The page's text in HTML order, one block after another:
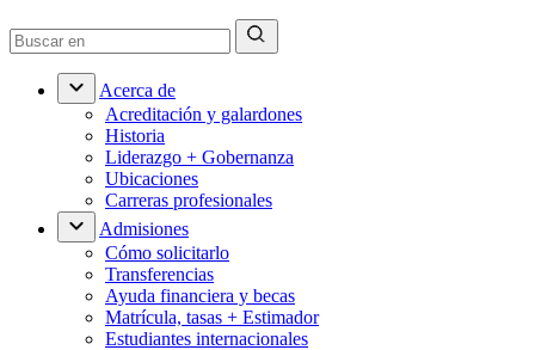
Acerca de
Acreditación y galardones
Historia
Liderazgo + Gobernanza
Ubicaciones
Carreras profesionales
Admisiones
Cómo solicitarlo
Transferencias
Ayuda financiera y becas
Matrícula, tasas + Estimador
Estudiantes internacionales